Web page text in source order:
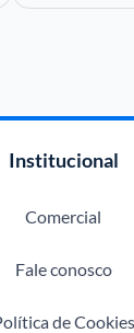
Institucional
Comercial
Fale conosco
de Cookies